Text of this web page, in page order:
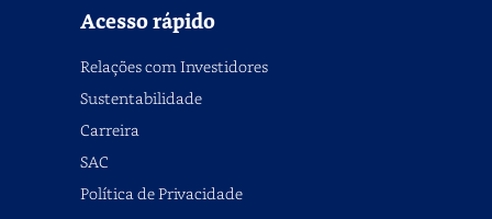
Acesso rápido
Relações com Investidores
Sustentabilidade
Carreira
SAC
Política de Privacidade